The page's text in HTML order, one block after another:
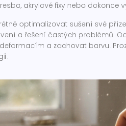
akrylové fixy nebo dokonce
optimalizovat sušení své
a řešení častých problémů.
a zachovat barvu.